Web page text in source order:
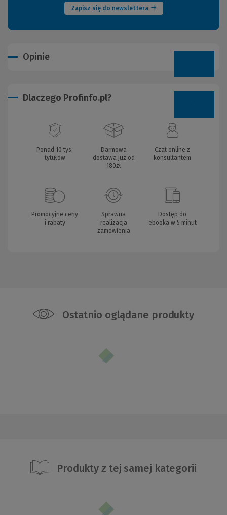
Zapisz się do newslettera
Opinie
Dlaczego Profinfo.pl?
Ponad 10 tys.
tytułów
Darmowa
dostawa już od
180zł
Czat online z
konsultantem
Promocyjne ceny
i rabaty
Sprawna
realizacja
zamówienia
Dostęp do
ebooka w 5 minut
Ostatnio oglądane produkty
Produkty z tej samej kategorii